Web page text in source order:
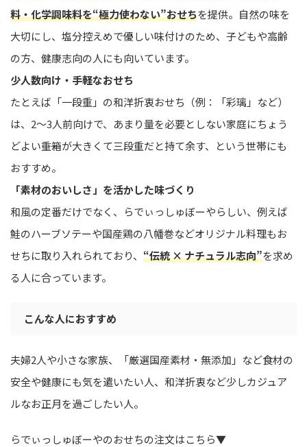
料・化学調味料を“極力使わない”おせちを提供。自然の味を
大切にし、塩分控えめで優しい味付けのため、子どもや高齢
の方、健康志向の人にも向いています。
少人数向け・手軽なおせち
たとえば「一段重」の和洋折衷おせち（例：「彩璃」など）
は、2〜3人前向けで、あまり量を必要としない家庭にちょう
どよい――重箱が大きくて三段重だと持て余す、という世帯にも
おすすめ。
「素材のおいしさ」を活かした味づくり
和風の定番だけでなく、らでぃっしゅぼーやらしい、例えば
鮭のハーブソテーや国産鶏の八幡巻などオリジナル料理もお
せちに取り入れられており、 “伝統 × ナチュラル志向”を求め
る人に合っています。
こんな人におすすめ
夫婦2人や小さな家族、「厳選国産素材・無添加」など食材の
安全や健康にも気を遣いたい人、和洋折衷など少しカジュア
ルなお正月を過ごしたい人。
らでぃっしゅぼーやのおせちの注文はこちら▼